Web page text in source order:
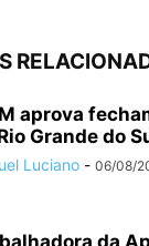
aprova
Grande do
Luciano - 06/08/